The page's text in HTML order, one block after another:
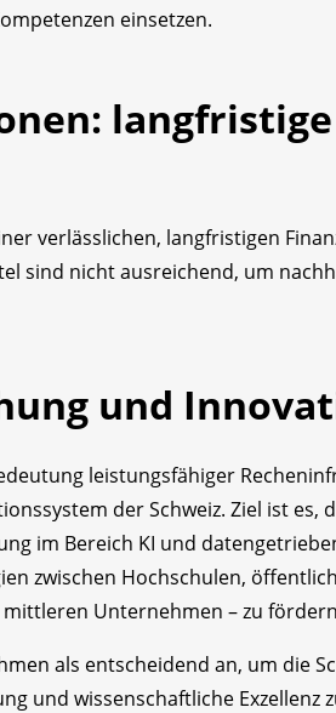
einsetzen.
langfristige
verlässlichen, langfristigen
sind nicht ausreichend, um
und
leistungsfähiger
der Schweiz. Ziel ist es,
im Bereich KI und
zwischen Hochschulen,
Unternehmen – zu
als entscheidend an, um die
und wissenschaftliche Exzellenz